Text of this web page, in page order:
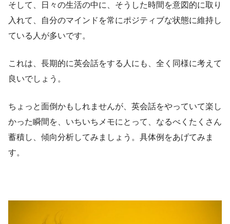
そして、日々の生活の中に、そうした時間を意図的に取り
入れて、自分のマインドを常にポジティブな状態に維持し
ている人が多いです。
これは、長期的に英会話をする人にも、全く同様に考えて
良いでしょう。
ちょっと面倒かもしれませんが、英会話をやっていて楽し
かった瞬間を、いちいちメモにとって、なるべくたくさん
蓄積し、傾向分析してみましょう。具体例をあげてみま
す。